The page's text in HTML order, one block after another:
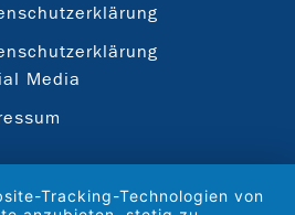
Media
Tracking-Technologien von